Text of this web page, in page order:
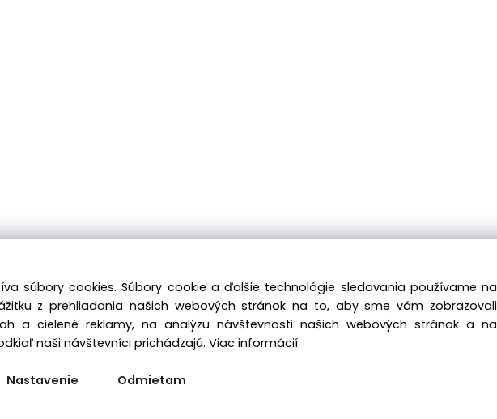
súbory cookies. Súbory cookie a ďalšie technológie sledovania používame na
z prehliadania našich webových stránok na to, aby sme vám zobrazovali
a cielené reklamy, na analýzu návštevnosti našich webových stránok a na
naši návštevníci prichádzajú. Viac informácií
Nastavenie Odmietam